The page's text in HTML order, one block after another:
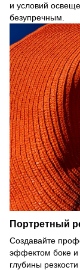
и условий
безупречным.
Портретный
Создавайте
эффектом боке
глубины